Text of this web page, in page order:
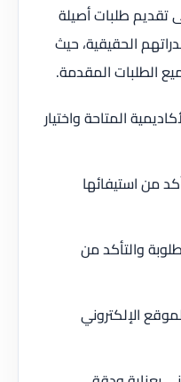
طلبات أصيلة
الحقيقية، حيث
الطلبات المقدمة.
المتاحة واختيار
من استيفائها
والتأكد من
الإلكتروني